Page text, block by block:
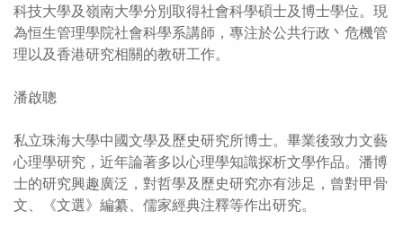
科技大學及嶺南大學分別取得社會科學碩士及博士學位。現
為恒生管理學院社會科學系講師，專注於公共行政丶危機管
理以及香港研究相關的教研工作。
潘啟聰
私立珠海大學中國文學及歷史研究所博士。畢業後致力文藝
心理學研究，近年論著多以心理學知識探析文學作品。潘博
士的研究興趣廣泛，對哲學及歷史研究亦有涉足，曾對甲骨
文、《文選》編纂、儒家經典注釋等作出研究。